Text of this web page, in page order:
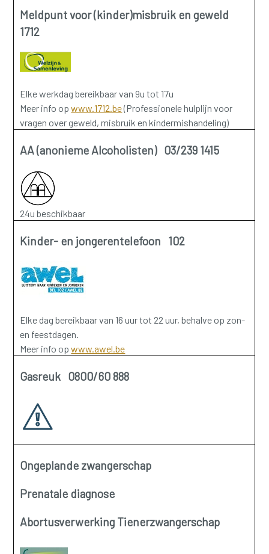
Meldpunt voor (kinder)misbruik en geweld
1712
Elke werkdag bereikbaar van 9u tot 17u
Meer info opwww.1712.be(Professionele hulplijn voor
vragen over geweld, misbruik en kindermishandeling)
AA (anonieme Alcoholisten) 03/239 1415
24u beschikbaar
Kinder- en jongerentelefoon 102
Elke dag bereikbaar van 16 uur tot 22 uur, behalve op zon-
en feestdagen.
Meer info opwww.awel.be
Gasreuk 0800/60 888
Ongeplande zwangerschap
Prenatale diagnose
Abortusverwerking Tienerzwangerschap